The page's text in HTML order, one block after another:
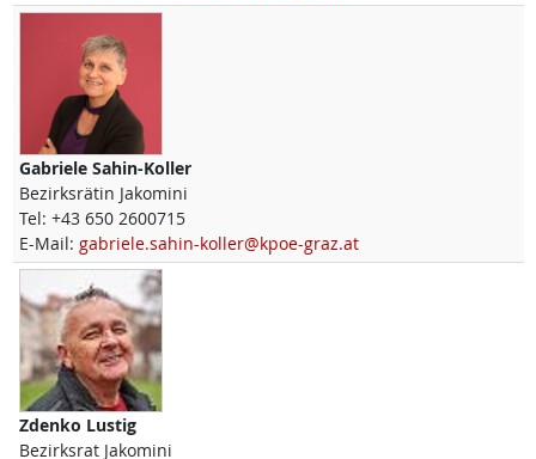
Gabriele Sahin-Koller
Bezirksrätin Jakomini
Tel: +43 650 2600715
E-Mail: gabriele.sahin-koller@kpoe-graz.at
Zdenko Lustig
Bezirksrat Jakomini